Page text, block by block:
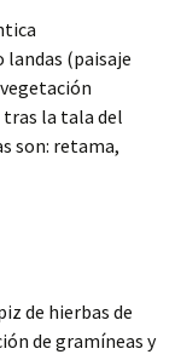
(paisaje
tras la tala del
son: retama,
de hierbas de
de gramíneas y